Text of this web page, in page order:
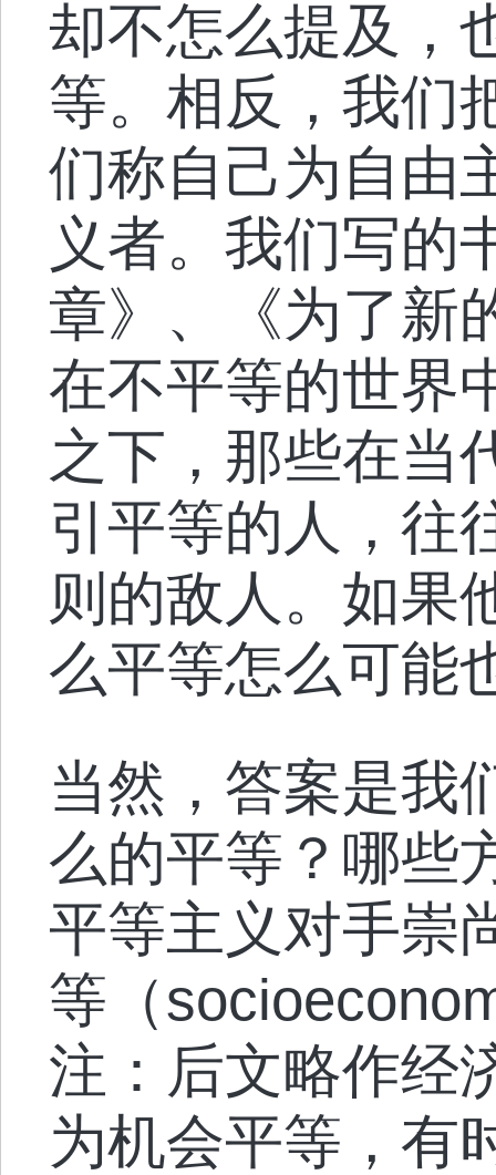
却不怎么提及，
等。相反，我们
们称自己为自由
义者。我们写的
章》、《为了新
在不平等的世界
之下，那些在当
引平等的人，往
则的敌人。如果
么平等怎么可能
当然，答案是我
么的平等？哪些
平等主义对手崇
等（
注：后文略作经
为机会平等，有